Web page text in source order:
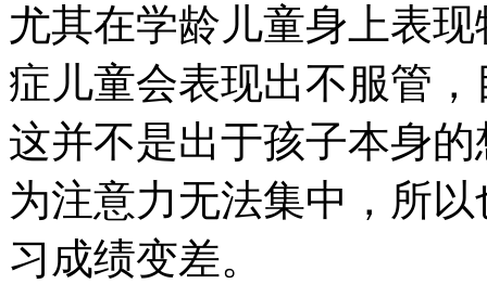
尤其在学龄儿童身上表
症儿童会表现出不服管
这并不是出于孩子本身
为注意力无法集中，所
习成绩变差。